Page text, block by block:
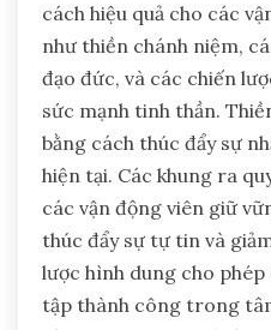
cách hiệu quả cho các
như thiền chánh niệm,
đạo đức, và các chiến
sức mạnh tinh thần.
bằng cách thúc đẩy sự
hiện tại. Các khung ra
các vận động viên giữ
thúc đẩy sự tự tin và
lược hình dung cho
tập thành công trong